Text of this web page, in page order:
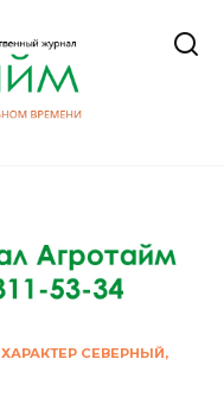
ХАРАКТЕР СЕВЕРНЫЙ,